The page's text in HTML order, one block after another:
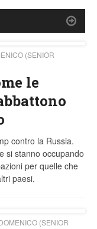
(SENIOR
le
contro la Russia.
si stanno occupando
per quelle che
paesi.
(SENIOR